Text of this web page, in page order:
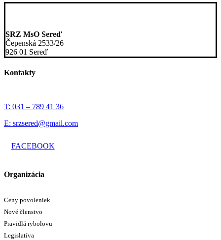
SRZ MsO Sereď
Čepenská 2533/26
926 01 Sereď
Kontakty
T: 031 – 789 41 36
E: srzsered@gmail.com
FACEBOOK
Organizácia
Ceny povoleniek
Nové členstvo
Pravidlá rybolovu
Legislatíva